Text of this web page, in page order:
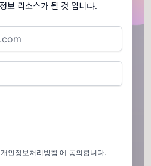
보 리소스가 될 것 입니다.
개인정보처리방침 에 동의합니다.